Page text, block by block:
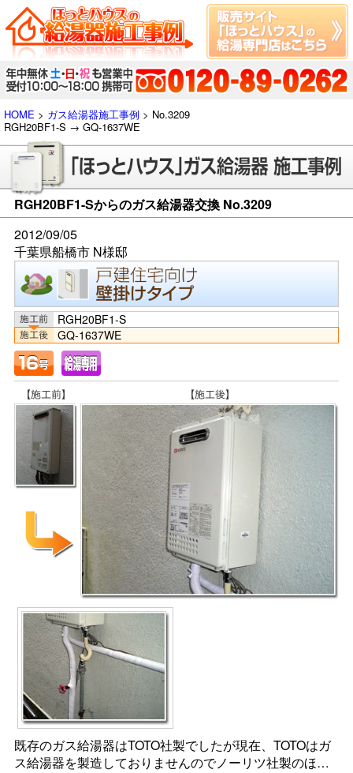
HOME > ガス給湯器施工事例 > No.3209
RGH20BF1-S → GQ-1637WE
RGH20BF1-Sからのガス給湯器交換 No.3209
2012/09/05
千葉県船橋市 N様邸
RGH20BF1-S
GQ-1637WE
既存のガス給湯器はTOTO社製でしたが現在、TOTOはガ
ス給湯器を製造しておりませんのでノーリツ社製のほ…